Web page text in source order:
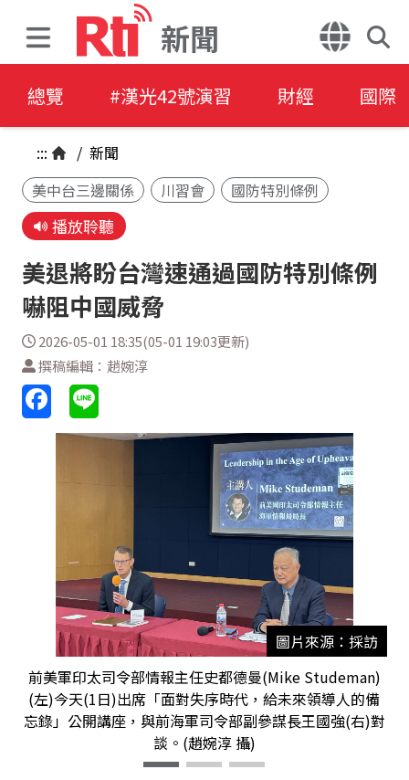
新聞
總覽 #漢光42號演習 財經 國際
::: / 新聞
美中台三邊關係
川習會 國防特別條例
播放聆聽
美退將盼台灣速通過國防特別條例
嚇阻中國威脅
2026-05-01 18:35(05-01 19:03更新)
撰稿編輯：趙婉淳
圖片來源：採訪
前美軍印太司令部情報主任史都德曼(Mike Studeman)
(左)今天(1日)出席「面對失序時代，給未來領導人的備
忘錄」公開講座，與前海軍司令部副參謀長王國強(右)對
談。(趙婉淳 攝)